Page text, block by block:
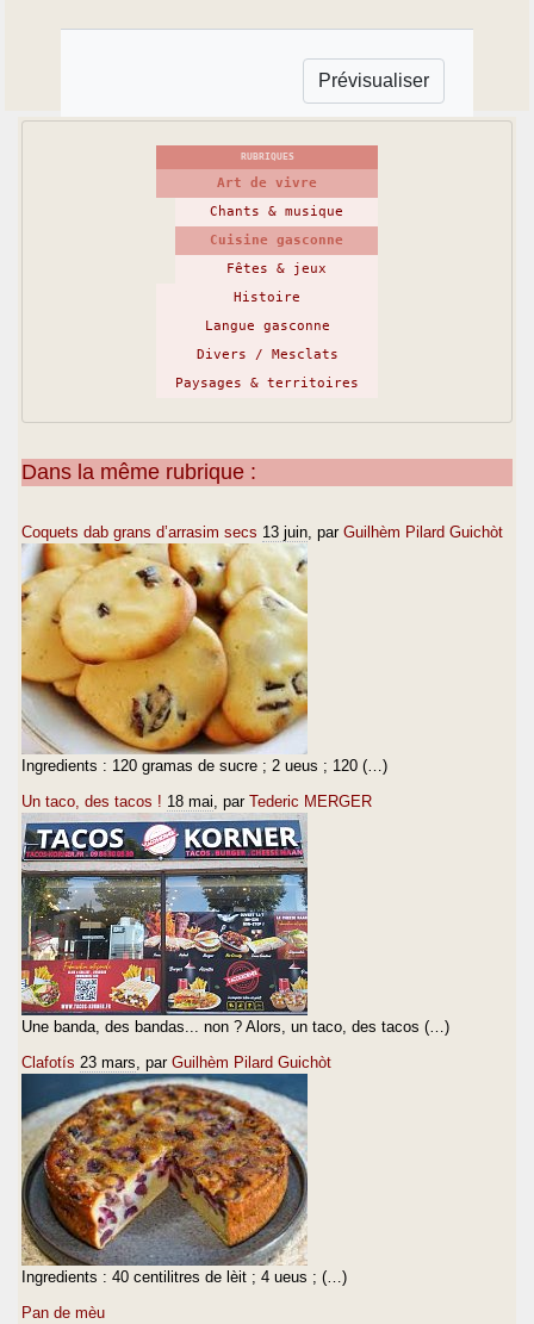
RUBRIQUES
Art de vivre
Chants & musique
Cuisine gasconne
Fêtes & jeux
Histoire
Langue gasconne
Divers / Mesclats
Paysages & territoires
Dans la même rubrique :
Coquets dab grans d’arrasim secs 13 juin , par Guilhèm Pilard Guichòt
Ingredients : 120 gramas de sucre ; 2 ueus ; 120 (…)
Un taco, des tacos ! 18 mai , par Tederic MERGER
Une banda, des bandas... non ? Alors, un taco, des tacos (…)
Clafotís 23 mars , par Guilhèm Pilard Guichòt
Ingredients : 40 centilitres de lèit ; 4 ueus ; (…)
Pan de mèu